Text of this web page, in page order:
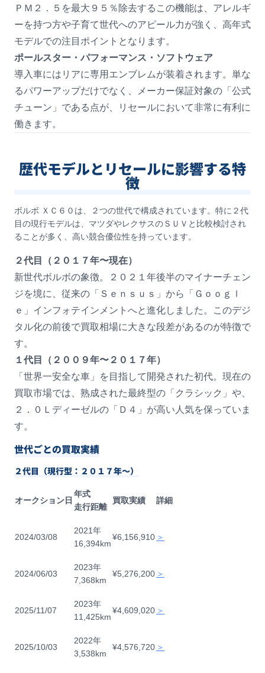
ＰＭ２．５を最大９５％除去するこの機能は、アレルギ
ーを持つ方や子育て世代へのアピール力が強く、高年式
モデルでの注目ポイントとなります。
ポールスター・パフォーマンス・ソフトウェア
導入車にはリアに専用エンブレムが装着されます。単な
るパワーアップだけでなく、メーカー保証対象の「公式
チューン」である点が、リセールにおいて非常に有利に
働きます。
歴代モデルとリセールに影響する特
徴
ボルボ ＸＣ６０は、２つの世代で構成されています。特に２代
目の現行モデルは、マツダやレクサスのＳＵＶと比較検討され
ることが多く、高い競合優位性を持っています。
２代目（２０１７年〜現在）
新世代ボルボの象徴。２０２１年後半のマイナーチェン
ジを境に、従来の「Ｓｅｎｓｕｓ」から「Ｇｏｏｇｌ
ｅ」インフォテインメントへと進化しました。このデジ
タル化の前後で買取相場に大きな段差があるのが特徴で
す。
１代目（２００９年〜２０１７年）
「世界一安全な車」を目指して開発された初代。現在の
買取市場では、熟成された最終型の「クラシック」や、
２．０Ｌディーゼルの「Ｄ４」が高い人気を保っていま
す。
世代ごとの買取実績
２代目（現行型：２０１７年〜）
オークション日
年式
走行距離
買取実績 詳細
2024/03/08
2021年
16,394km
¥6,156,910 ＞
2024/06/03
2023年
7,368km
¥5,276,200 ＞
2025/11/07
2023年
11,425km
¥4,609,020 ＞
2025/10/03
2022年
3,538km
¥4,576,720 ＞